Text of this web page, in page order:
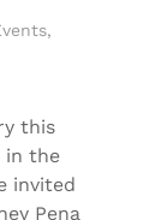
,
this
in the
invited
Pena